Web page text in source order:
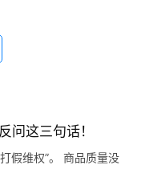
问这三句话！
假维权”。 商品质量没